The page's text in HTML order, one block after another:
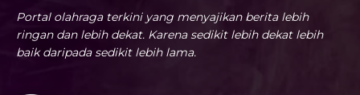
Portal olahraga terkini yang menyajikan berita lebih
ringan dan lebih dekat. Karena sedikit lebih dekat lebih
baik daripada sedikit lebih lama.